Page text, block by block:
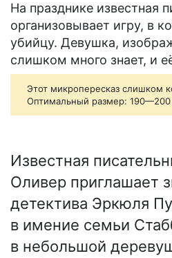
На празднике известная
организовывает игру, в
убийцу. Девушка,
слишком много знает, и
Этот микропересказ слишком
Оптимальный размер: 190—200
Известная
Оливер приглашает
детектива Эркюля
в имение семьи
в небольшой